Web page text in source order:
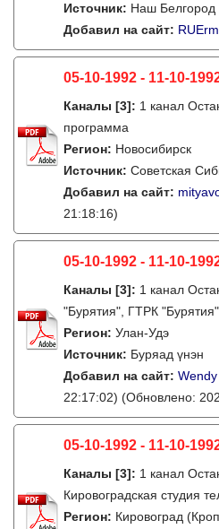
Источник: Наш Белгород
Добавил на сайт:
05-10-1992 - 11-10-
Каналы [3]: 1 канал
программа
Регион: Новосибирск
Источник: Советская
Добавил на сайт:
21:18:16)
05-10-1992 - 11-10-
Каналы [3]: 1 канал
"Бурятия", ГТРК
Регион: Улан-Удэ
Источник: Буряад үнэн
Добавил на сайт:
22:17:02) (Обновлено:
05-10-1992 - 11-10-
Каналы [3]: 1 канал
Кировоградская студия
Регион: Кировоград